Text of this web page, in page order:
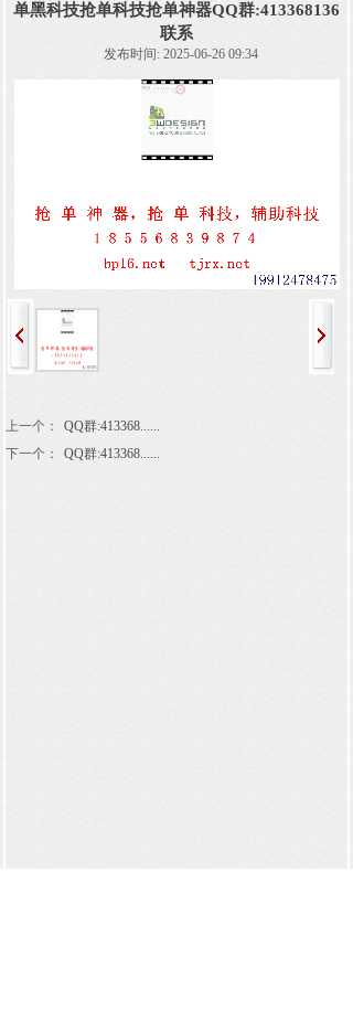
单黑科技抢单科技抢单神器QQ群:413368136
联系
发布时间: 2025-06-26 09:34
上一个：
QQ群:413368......
下一个：
QQ群:413368......